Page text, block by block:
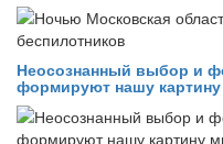
Неосознанный выбор и
формируют нашу